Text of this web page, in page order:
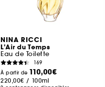
NINA RICCI
L'Air du Temps
Eau de Toilette
169
À partir de 110,00€
220,00€ / 100ml